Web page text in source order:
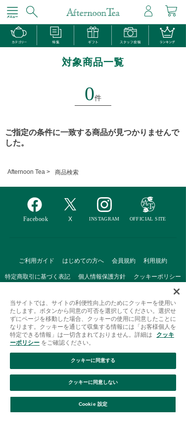
対象商品一覧
0件
絞り込み 並び替え
ご指定の条件に一致する商品が見つかりませんで
した。
Afternoon Tea > 商品検索
ご利用ガイド はじめての方へ 会員規約 利用規約
特定商取引に基づく表記 個人情報保護方針 クッキーポリシー
Afternoon Tea(アフタヌーンティー)公式オンラインストアで
は、
キッチン・ダイニングなどの生活雑貨、紅茶・焼き菓子など、
毎日新商品をご用意しています。
当サイトでは、サイトの利便性向上のためにクッキーを使用い
たします。ボタンから同意の可否を選択してください。選択せ
ずにページを移動した場合、クッキーの使用に同意したことに
なります。クッキーを通じて収集する情報には「お客様個人を
特定できる情報」は一切含まれておりません。詳細は
クッキ
ーポリシー をご確認ください。
Cookie 設定
クッキーに同意しない
クッキーに同意する